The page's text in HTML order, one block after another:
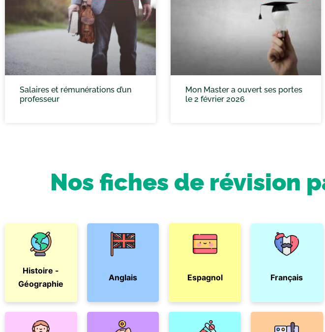
Salaires et rémunérations d’un
professeur
Mon Master a ouvert ses portes
le 2 février 2026
Nos fiches de révision
Histoire -
Géographie
Anglais Espagnol Français